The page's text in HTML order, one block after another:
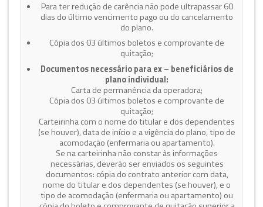
Para ter redução de carência não pode ultrapassar 60
dias do último vencimento pago ou do cancelamento
do plano.
Cópia dos 03 últimos boletos e comprovante de
quitação;
Documentos necessário para ex – beneficiários de
plano individual:
Carta de permanência da operadora;
Cópia dos 03 últimos boletos e comprovante de
quitação;
Carteirinha com o nome do titular e dos dependentes
(se houver), data de início e a vigência do plano, tipo de
acomodação (enfermaria ou apartamento).
Se na carteirinha não constar às informações
necessárias, deverão ser enviados os seguintes
documentos: cópia do contrato anterior com data,
nome do titular e dos dependentes (se houver), e o
tipo de acomodação (enfermaria ou apartamento) ou